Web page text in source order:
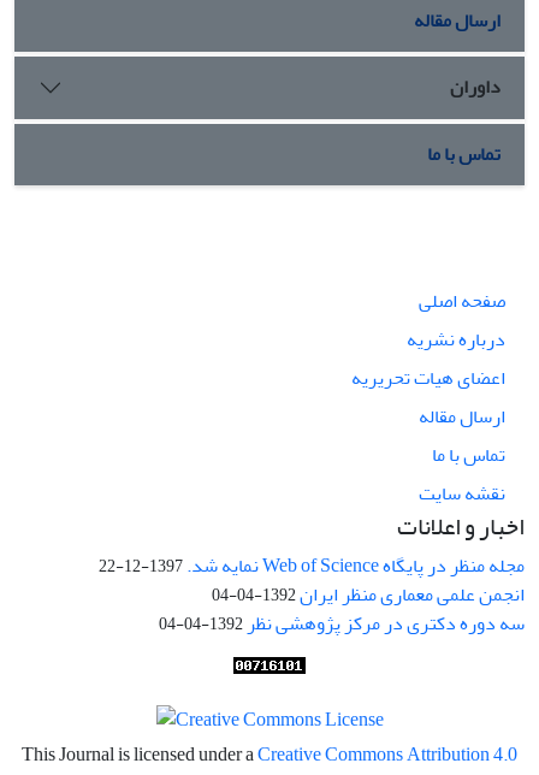
ارسال مقاله
داوران
تماس با ما
صفحه اصلی
درباره نشریه
اعضای هیات تحریریه
ارسال مقاله
تماس با ما
نقشه سایت
اخبار و اعلانات
مجله منظر در پایگاه Web of Science نمایه شد. 1397-12-22
انجمن علمی معماری منظر ایران1392-04-04
سه دوره دکتری در مرکز پژوهشی نظر 1392-04-04
This Journal is licensed under aCreative Commons Attribution 4.0